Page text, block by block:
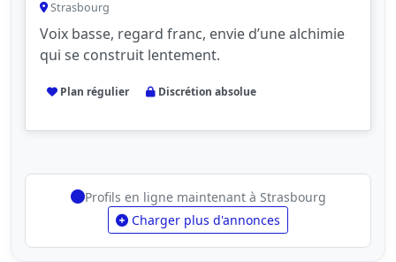
Strasbourg
Voix basse, regard franc, envie d’une alchimie
qui se construit lentement.
Plan régulier Discrétion absolue
Profils en ligne maintenant à Strasbourg
Charger plus d'annonces